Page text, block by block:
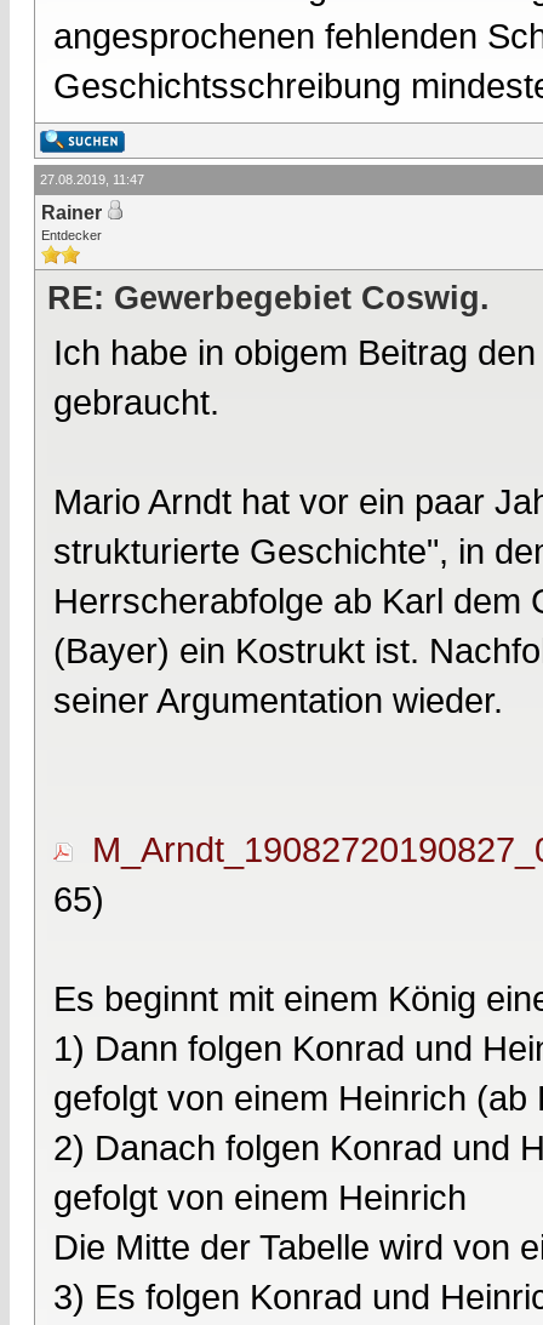
angesprochenen fehlenden
Geschichtsschreibung
27.08.2019, 11:47
Rainer
Entdecker
RE: Gewerbegebiet Coswig.
Ich habe in obigem Beitrag
gebraucht.
Mario Arndt hat vor ein paar
strukturierte Geschichte", in
Herrscherabfolge ab Karl dem
(Bayer) ein Kostrukt ist.
seiner Argumentation wieder.
65)
Es beginnt mit einem König
1) Dann folgen Konrad und
gefolgt von einem Heinrich
2) Danach folgen Konrad und
gefolgt von einem Heinrich
Die Mitte der Tabelle wird von
3) Es folgen Konrad und